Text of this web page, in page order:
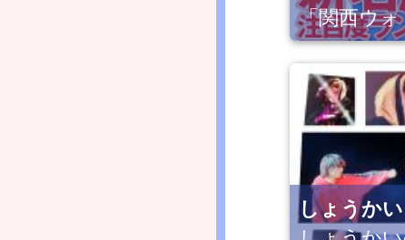
「関西ウォ
しょうか